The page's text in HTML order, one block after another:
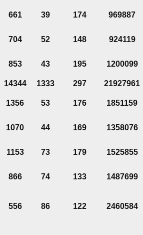
661 39 174 969887
704 52 148 924119
853 43 195 1200099
14344 1333 297
21927961
1356 53 176 1851159
1070 44 169 1358076
1153 73 179 1525855
866 74 133 1487699
556 86 122 2460584